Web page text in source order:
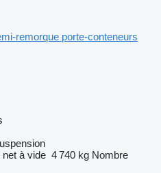
remorque porte-conteneurs
net à vide 4 740 kg Nombre